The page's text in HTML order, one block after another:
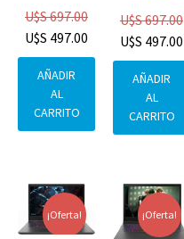
U$S697.00
U$S 497.00
AÑADIR
AL
CARRITO
U$S697.00
U$S 497.00
AÑADIR
AL
CARRITO
¡Oferta! ¡Oferta!